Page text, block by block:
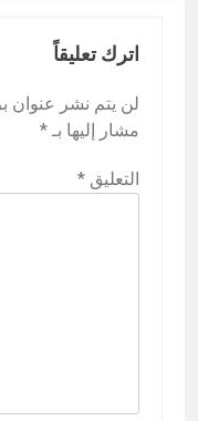
اترك تعليقاً
لن يتم نشر عنوان
مشار إليها بـ *
التعليق *